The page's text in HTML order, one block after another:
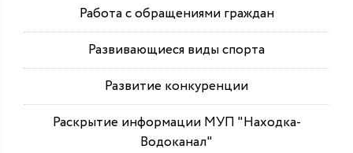
Работа с обращениями граждан
Развивающиеся виды спорта
Развитие конкуренции
Раскрытие информации МУП "Находка-
Водоканал"